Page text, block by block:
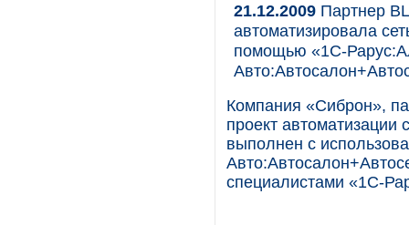
21.12.2009 Партнер
автоматизировала
помощью «1С-
Компания «Сиброн»,
проект
выполнен с
специалистами «1С-